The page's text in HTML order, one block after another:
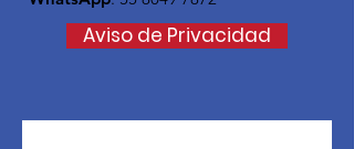
Aviso de Privacidad